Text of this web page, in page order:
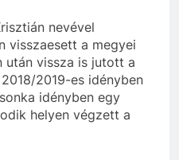
nevével
visszaesett a megyei
után vissza is jutott a
2019-es idényben
idényben egy
helyen végzett a